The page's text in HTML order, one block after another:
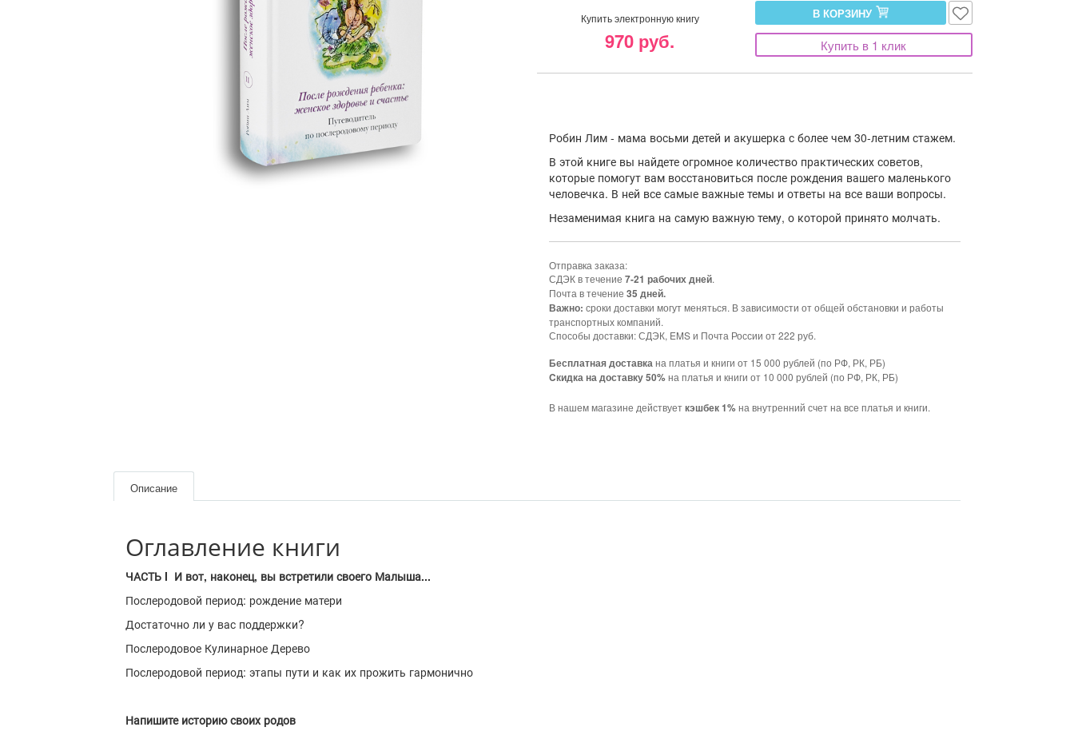
Купить электронную книгу
970 руб.
В КОРЗИНУ
Купить в 1 клик
Робин Лим - мама восьми детей и акушерка с более чем 30-летним стажем.
В этой книге вы найдете огромное количество практических советов,
которые помогут вам восстановиться после рождения вашего маленького
человечка. В ней все самые важные темы и ответы на все ваши вопросы.
Незаменимая книга на самую важную тему, о которой принято молчать.
Отправка заказа:
СДЭК в течение 7-21 рабочих дней.
Почта в течение 35 дней.
Важно: сроки доставки могут меняться. В зависимости от общей обстановки и работы
транспортных компаний.
Способы доставки: СДЭК, EMS и Почта России от 222 руб.
Бесплатная доставкана платья и книги от 15 000 рублей (по РФ, РК, РБ)
Cкидка на доставку 50% на платья и книги от 10 000 рублей (по РФ, РК, РБ)
В нашем магазине действуеткэшбек 1% на внутренний счет на все платья и книги.
Описание
Оглавление книги
ЧАСТЬ I И вот, наконец, вы встретили своего Малыша...
Послеродовой период: рождение матери
Достаточно ли у вас поддержки?
Послеродовое Кулинарное Дерево
Послеродовой период: этапы пути и как их прожить гармонично
Напишите историю своих родов